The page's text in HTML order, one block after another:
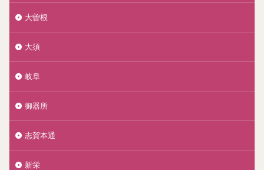
大曽根
大須
岐阜
御器所
志賀本通
新栄